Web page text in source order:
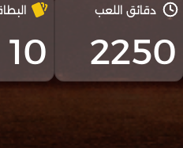
دقائق اللعب
2250
10